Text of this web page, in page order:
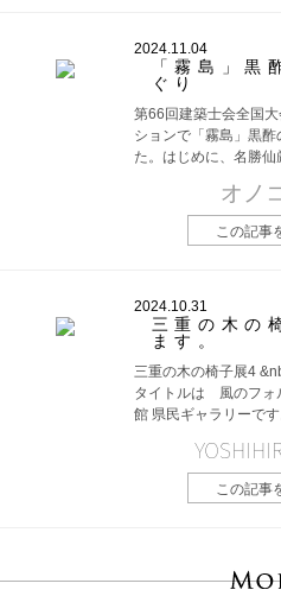
2024.11.04
「霧島」黒
ぐり
第66回建築士会全国
ションで「霧島」黒
た。はじめに、名勝仙
オノ
この記事
2024.10.31
三重の木の
ます。
三重の木の椅子展4
タイトルは 風のフォ
館 県民ギャラリーで
この記事